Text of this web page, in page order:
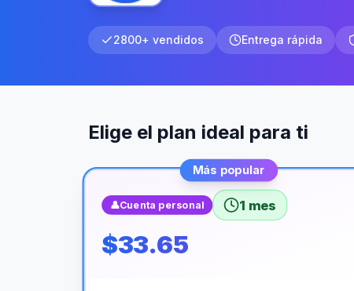
2800+ vendidos Entrega rápida
Elige el plan ideal para ti
Más popular
👤Cuenta personal 1 mes
$33.65